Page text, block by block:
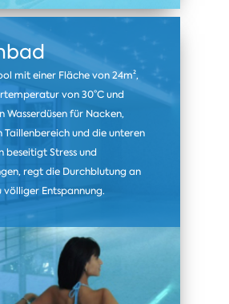
mit einer Fläche von 24m²,
von 30°C und
Wasserdüsen für Nacken,
Taillenbereich und die unteren
beseitigt Stress und
regt die Durchblutung an
völliger Entspannung.